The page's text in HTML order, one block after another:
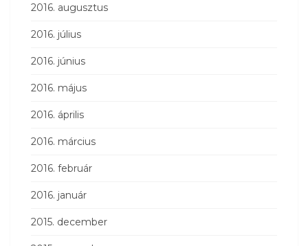
2016. augusztus
2016. július
2016. június
2016. május
2016. április
2016. március
2016. február
2016. január
2015. december